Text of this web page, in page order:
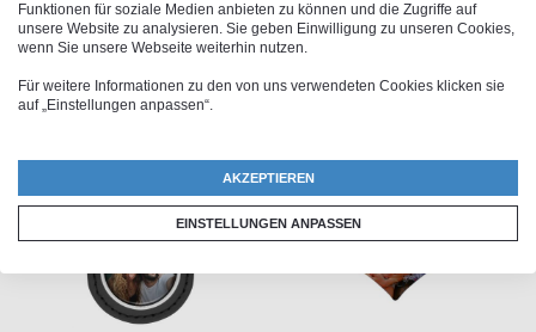
Funktionen für soziale Medien anbieten zu können und die Zugriffe auf
unsere Website zu analysieren. Sie geben Einwilligung zu unseren Cookies,
wenn Sie unsere Webseite weiterhin nutzen.
Für weitere Informationen zu den von uns verwendeten Cookies klicken sie
auf „Einstellungen anpassen“.
AKZEPTIEREN
EINSTELLUNGEN ANPASSEN